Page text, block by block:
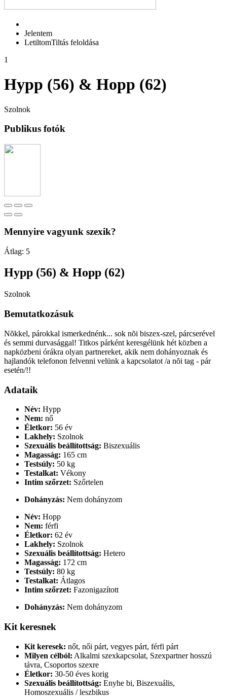
Jelentem
LetiltomTiltás feloldása
1
Hypp (56) & Hopp (62)
Szolnok
Publikus fotók
Mennyire vagyunk szexik?
Átlag: 5
Hypp (56) & Hopp (62)
Szolnok
Bemutatkozásuk
Nõkkel, párokkal ismerkednénk... sok nõi biszex-szel, párcserével
és semmi durvasággal! Titkos párként keresgélünk hét közben a
napközbeni órákra olyan partnereket, akik nem dohányoznak és
hajlandók telefonon felvenni velünk a kapcsolatot /a nõi tag - pár
esetén/!!
Adataik
Név: Hypp
Nem: nő
Életkor: 56 év
Lakhely: Szolnok
Szexuális beállítottság: Biszexuális
Magasság: 165 cm
Testsúly: 50 kg
Testalkat: Vékony
Intim szőrzet: Szőrtelen
Dohányzás: Nem dohányzom
Név: Hopp
Nem: férfi
Életkor: 62 év
Lakhely: Szolnok
Szexuális beállítottság: Hetero
Magasság: 172 cm
Testsúly: 80 kg
Testalkat: Átlagos
Intim szőrzet: Fazonigazított
Dohányzás: Nem dohányzom
Kit keresnek
Kit keresek: nőt, női párt, vegyes párt, férfi párt
Milyen célból: Alkalmi szexkapcsolat, Szexpartner hosszú
távra, Csoportos szexre
Életkor: 30-50 éves korig
Szexuális beállítottság: Enyhe bi, Biszexuális,
Homoszexuális / leszbikus